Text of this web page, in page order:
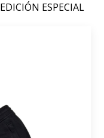
ESPECIAL